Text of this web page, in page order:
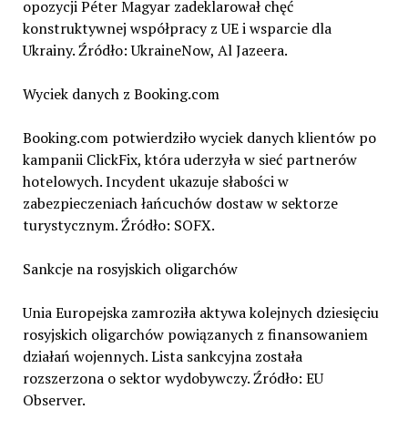
opozycji Péter Magyar zadeklarował chęć
konstruktywnej współpracy z UE i wsparcie dla
Ukrainy. Źródło: UkraineNow, Al Jazeera.
Wyciek danych z Booking.com
Booking.com potwierdziło wyciek danych klientów po
kampanii ClickFix, która uderzyła w sieć partnerów
hotelowych. Incydent ukazuje słabości w
zabezpieczeniach łańcuchów dostaw w sektorze
turystycznym. Źródło: SOFX.
Sankcje na rosyjskich oligarchów
Unia Europejska zamroziła aktywa kolejnych dziesięciu
rosyjskich oligarchów powiązanych z finansowaniem
działań wojennych. Lista sankcyjna została
rozszerzona o sektor wydobywczy. Źródło: EU
Observer.